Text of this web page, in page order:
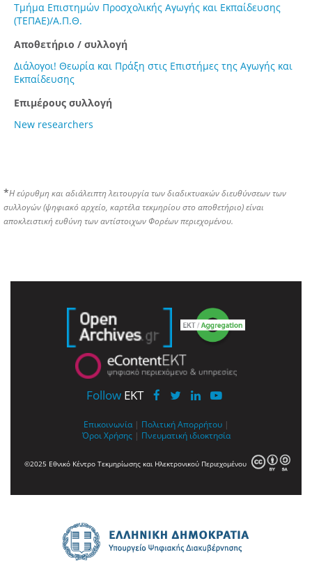
Τμήμα Επιστημών Προσχολικής Αγωγής και Εκπαίδευσης
(ΤΕΠΑΕ)/Α.Π.Θ.
Αποθετήριο / συλλογή
Διάλογοι! Θεωρία και Πράξη στις Επιστήμες της Αγωγής και
Εκπαίδευσης
Επιμέρους συλλογή
New researchers
*Η εύρυθμη και αδιάλειπτη λειτουργία των διαδικτυακών διευθύνσεων των
συλλογών (ψηφιακό αρχείο, καρτέλα τεκμηρίου στο αποθετήριο) είναι
αποκλειστική ευθύνη των αντίστοιχων Φορέων περιεχομένου.
Follow EKT
Επικοινωνία | Πολιτική Απορρήτου |
Όροι Χρήσης | Πνευματική ιδιοκτησία
©2025 Εθνικό Κέντρο Τεκμηρίωσης και Ηλεκτρονικού Περιεχομένου